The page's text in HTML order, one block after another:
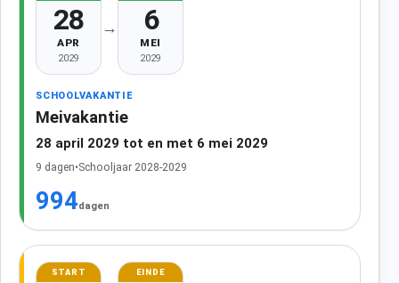
28
APR
2029
→ 6
MEI
2029
SCHOOLVAKANTIE
Meivakantie
28 april 2029 tot en met 6 mei 2029
9 dagen•Schooljaar 2028-2029
994dagen
START EINDE